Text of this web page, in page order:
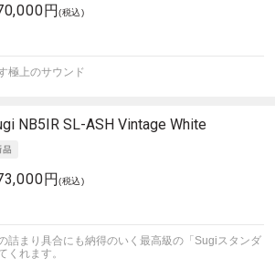
円(税込)
極上のサウンド
NB5IR SL-ASH Vintage White
円(税込)
詰まり具合にも納得のいく最高級の「Sugiスタンダ
くれます。